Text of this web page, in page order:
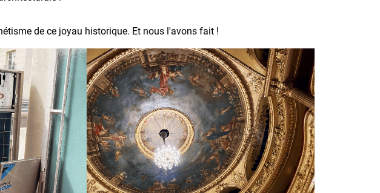
de ce joyau historique. Et nous l'avons fait !